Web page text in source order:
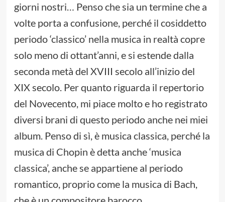
giorni nostri… Penso che sia un termine che a
volte porta a confusione, perché il cosiddetto
periodo ‘classico’ nella musica in realtà copre
solo meno di ottant’anni, e si estende dalla
seconda metà del XVIII secolo all’inizio del
XIX secolo. Per quanto riguarda il repertorio
del Novecento, mi piace molto e ho registrato
diversi brani di questo periodo anche nei miei
album. Penso di sì, è musica classica, perché la
musica di Chopin è detta anche ‘musica
classica’, anche se appartiene al periodo
romantico, proprio come la musica di Bach,